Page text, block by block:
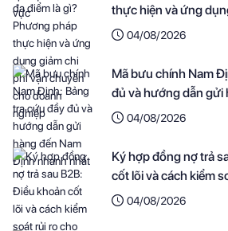
thực hiện và ứng
chuyển cho doanh
04/08/2026
Mã bưu chính Nam
đủ và hướng dẫn gửi
nhanh nhất
04/08/2026
Ký hợp đồng nợ trả
cốt lõi và cách kiểm
nghiệp
04/08/2026